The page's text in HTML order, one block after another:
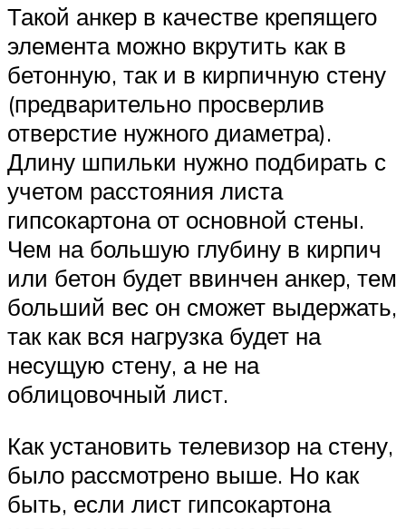
Такой анкер в качестве крепящего
элемента можно вкрутить как в
бетонную, так и в кирпичную стену
(предварительно просверлив
отверстие нужного диаметра).
Длину шпильки нужно подбирать с
учетом расстояния листа
гипсокартона от основной стены.
Чем на большую глубину в кирпич
или бетон будет ввинчен анкер, тем
больший вес он сможет выдержать,
так как вся нагрузка будет на
несущую стену, а не на
облицовочный лист.
Как установить телевизор на стену,
было рассмотрено выше. Но как
быть, если лист гипсокартона